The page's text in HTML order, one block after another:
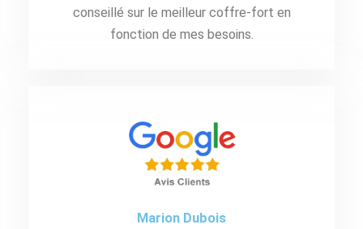
conseillé sur le meilleur coffre-fort en
fonction de mes besoins.
Marion Dubois